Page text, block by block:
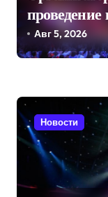
вАвг 5, 2026
Новости